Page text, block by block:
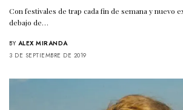
Con festivales de trap cada fin de semana y nuevo
debajo de…
BY ALEX MIRANDA
3 DE SEPTIEMBRE DE 2019